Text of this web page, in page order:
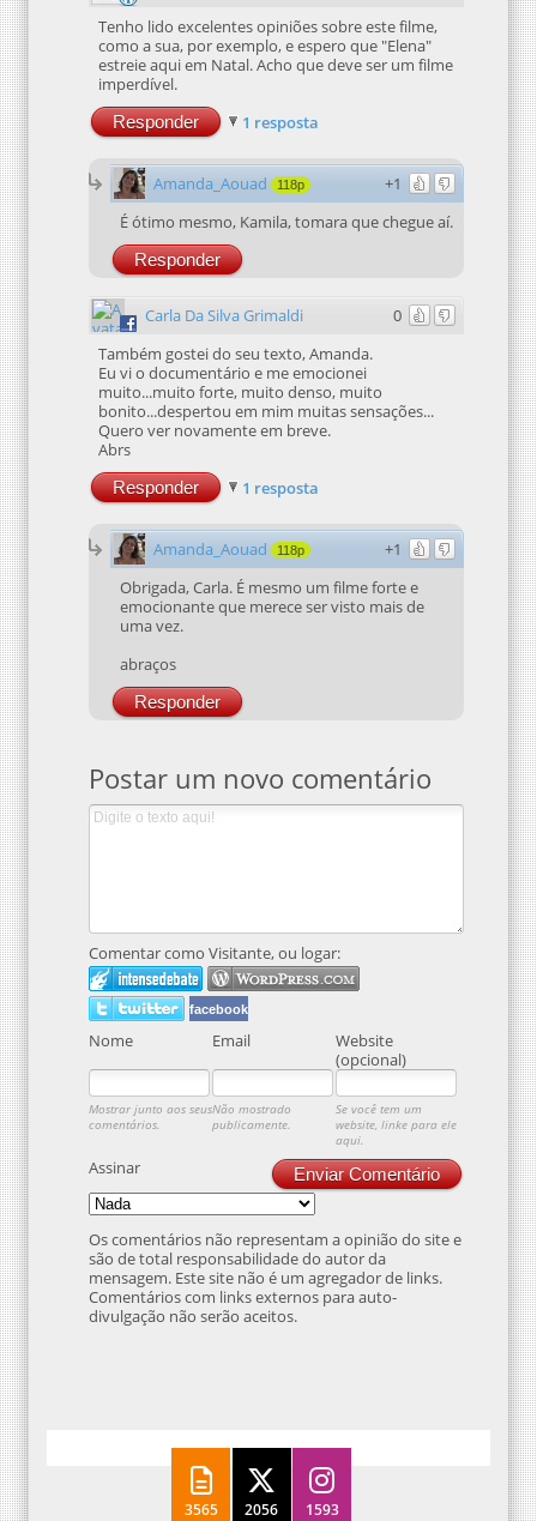
Tenho lido excelentes opiniões sobre este filme,
como a sua, por exemplo, e espero que "Elena"
estreie aqui em Natal. Acho que deve ser um filme
imperdível.
Responder 1 resposta
+1
Amanda_Aouad 118p
É ótimo mesmo, Kamila, tomara que chegue aí.
Responder
0
Carla Da Silva Grimaldi
Também gostei do seu texto, Amanda.
Eu vi o documentário e me emocionei
muito...muito forte, muito denso, muito
bonito...despertou em mim muitas sensações...
Quero ver novamente em breve.
Abrs
Responder 1 resposta
+1
Amanda_Aouad 118p
Obrigada, Carla. É mesmo um filme forte e
emocionante que merece ser visto mais de
uma vez.
abraços
Responder
Postar um novo comentário
Comentar como Visitante, ou logar:
facebook
Nome Email
Website
(opcional)
Mostrar junto aos seus
comentários.
Não mostrado
publicamente.
Se você tem um
website, linke para ele
aqui.
Enviar Comentário
Assinar
Os comentários não representam a opinião do site e
são de total responsabilidade do autor da
mensagem. Este site não é um agregador de links.
Comentários com links externos para auto-
divulgação não serão aceitos.
3565 2056 1593